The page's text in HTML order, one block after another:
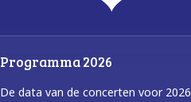
Programma 2026
De data van de concerten voor 2026